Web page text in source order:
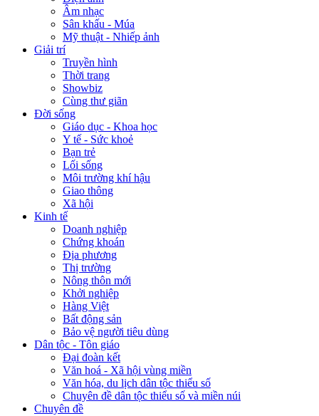
Âm nhạc
Sân khấu - Múa
Mỹ thuật - Nhiếp ảnh
Giải trí
Truyền hình
Thời trang
Showbiz
Cùng thư giãn
Đời sống
Giáo dục - Khoa học
Y tế - Sức khoẻ
Bạn trẻ
Lối sống
Môi trường khí hậu
Giao thông
Xã hội
Kinh tế
Doanh nghiệp
Chứng khoán
Địa phương
Thị trường
Nông thôn mới
Khởi nghiệp
Hàng Việt
Bất động sản
Bảo vệ người tiêu dùng
Dân tộc - Tôn giáo
Đại đoàn kết
Văn hoá - Xã hội vùng miền
Văn hóa, du lịch dân tộc thiểu số
Chuyên đề dân tộc thiểu số và miền núi
Chuyên đề